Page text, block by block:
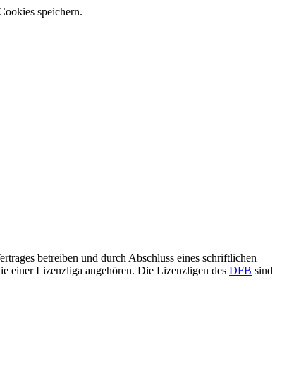
speichern.
betreiben und durch Abschluss eines schriftlichen
einer Lizenzliga angehören. Die Lizenzligen des DFB sind